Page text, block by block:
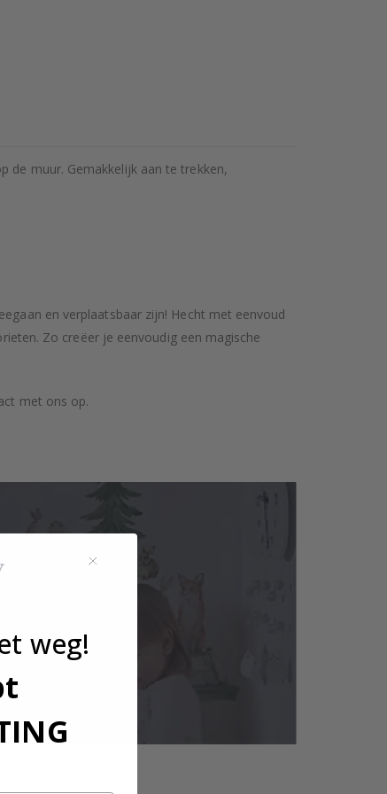
de muur. Gemakkelijk aan te trekken,
en verplaatsbaar zijn! Hecht met eenvoud
Zo creëer je eenvoudig een magische
met ons op.
weg!